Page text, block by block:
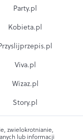
Party.pl
Kobieta.pl
Viva.pl
Wizaz.pl
Story.pl
zwielokrotnianie,
lub informacji